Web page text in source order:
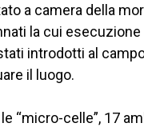
a camera della
la cui
introdotti al
il luogo.
“micro-celle”, 17